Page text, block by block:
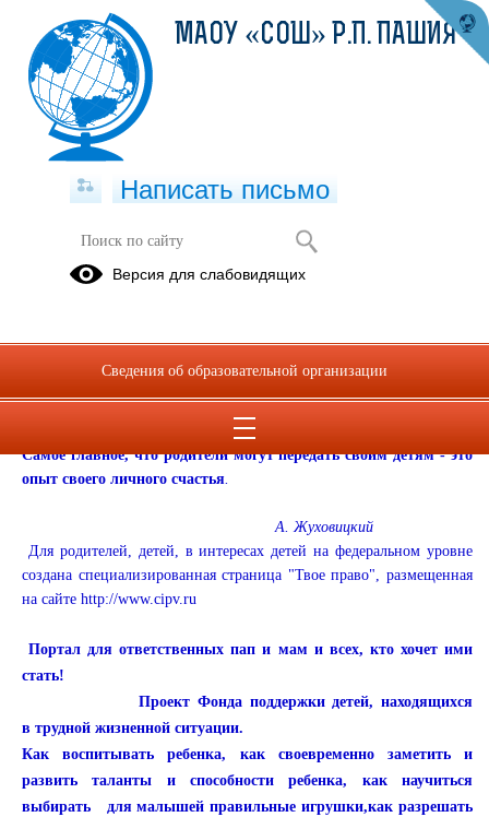
Социально-психологическая служба
БАБУШКА со стороны мамы, ДЕДУШКА со стороны мамы,
БАБУШКА со стороны папы и ДЕДУШКА со стороны папы, это
Самое главное, что родители могут передать своим детям - это
опыт своего личного счастья.
А. Жуховицкий
Для родителей, детей, в интересах детей на федеральном уровне
создана специализированная страница "Твое право", размещенная
на сайте http://www.cipv.ru
Портал для ответственных пап и мам и всех, кто хочет ими
стать!
Проект Фонда поддержки детей, находящихся
в трудной жизненной ситуации.
Как воспитывать ребенка, как своевременно заметить и
развить таланты и способности ребенка, как научиться
выбирать для малышей правильные игрушки,как разрешать
МАОУ «СОШ» Р.П. ПАШИЯ
Написать письмо
Версия для слабовидящих
Сведения об образовательной организации